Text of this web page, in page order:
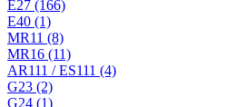
E27 (166)
E40 (1)
MR11 (8)
MR16 (11)
AR111 / ES111 (4)
G23 (2)
G24 (1)